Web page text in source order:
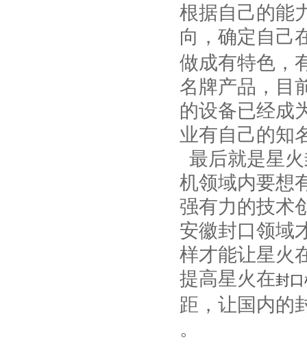
根据自己的能
向，确定自己
做成有特色，
名牌产品，目
的设备已经成
业有自己的知
最后就是星
机领域内要想
强有力的技术
安徽封口领域
样才能让星火
提高星火在封
距，让国内的
。